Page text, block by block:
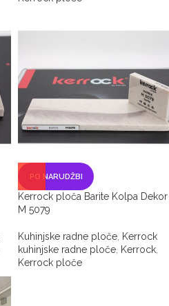
PO NARUDŽBI
Kerrock ploča Barite Kolpa Dekor
M 5079
Kuhinjske radne ploče Kerrock
kuhinjske radne ploče Kerrock
Kerrock ploče